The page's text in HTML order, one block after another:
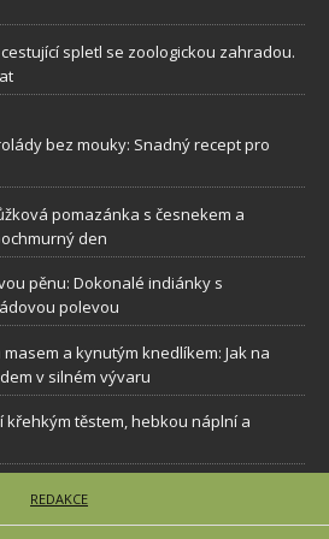
spletl se zoologickou zahradou.
bez mouky: Snadný recept pro
pomazánka s česnekem a
den
pěnu: Dokonalé indiánky s
polevou
a kynutým knedlíkem: Jak na
v silném vývaru
těstem, hebkou náplní a
REDAKCE